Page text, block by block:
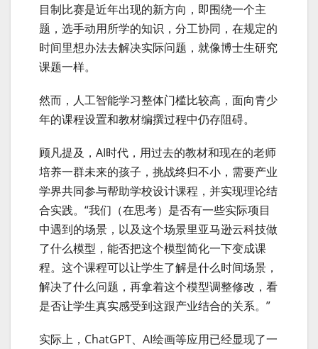
目制比赛是近年出现的新方向，即围绕一个主
题，选手动用所学的知识，分工协同，在规定的
时间里想办法去解决实际问题，就像博士生研究
课题一样。
然而，人工智能学习整体门槛比较高，面向青少
年的课程设置和教材编撰过程中仍存阻碍。
顾凡提及，AI时代，用过去的教材和现在的老师
培养一群未来的孩子，挑战终归不小，需要产业
学界共同参与帮助学校设计课程，并实现理论结
合实践。“我们（在思考）是否有一些实际项目
中遇到的场景，以及这个场景里亚马逊云科技做
了什么模型，能否把这个模型简化一下变成课
程。这个课程可以让学生了解是什么时间场景，
解决了什么问题，再拿着这个模型调整修改，看
是否让学生真实感受到这跟产业结合的关系。”
实际上，ChatGPT、AI绘画等应用已经显现了一